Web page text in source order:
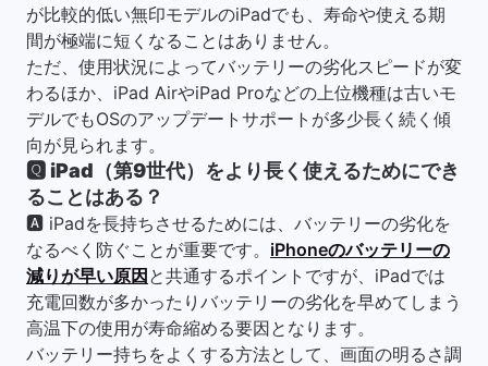
が比較的低い無印モデルのiPadでも、寿命や使える期
間が極端に短くなることはありません。
ただ、使用状況によってバッテリーの劣化スピードが変
わるほか、iPad AirやiPad Proなどの上位機種は古いモ
デルでもOSのアップデートサポートが多少長く続く傾
向が見られます。
🆀 iPad（第9世代）をより長く使えるためにでき
ることはある？
🅰 iPadを長持ちさせるためには、バッテリーの劣化を
なるべく防ぐことが重要です。 iPhoneのバッテリーの
減りが早い原因 と共通するポイントですが、iPadでは
充電回数が多かったりバッテリーの劣化を早めてしまう
高温下の使用が寿命縮める要因となります。
バッテリー持ちをよくする方法として、画面の明るさ調